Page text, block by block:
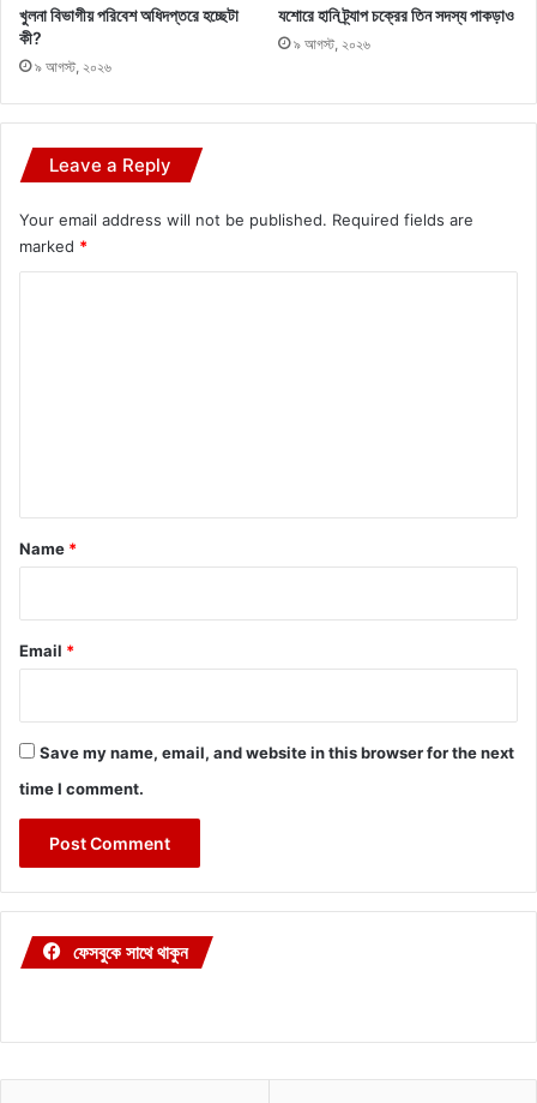
খুলনা বিভাগীয় পরিবেশ অধিদপ্তরে হচ্ছেটা
কী?
৯ আগস্ট, ২০২৬
যশোরে হানি ট্র্যাপ চক্রের তিন সদস্য পাকড়াও
৯ আগস্ট, ২০২৬
Leave a Reply
Your email address will not be published. Required fields are
marked *
*
Name *
Email *
Save my name, email, and website in this browser for the next
time I comment.
ফেসবুকে সাথে থাকুন